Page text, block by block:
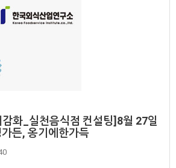
화_실천음식점 컨설팅]8월 27일
든, 옹기에한가득